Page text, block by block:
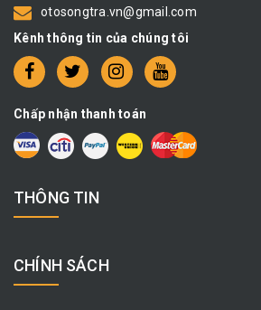
otosongtra.vn@gmail.com
Kênh thông tin của chúng tôi
Chấp nhận thanh toán
THÔNG TIN
CHÍNH SÁCH